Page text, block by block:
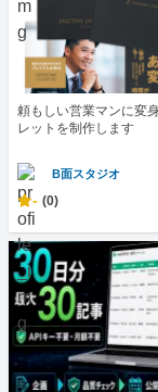
頼もしい営業マンに変
レットを制作します
B面スタジオ
- (0)